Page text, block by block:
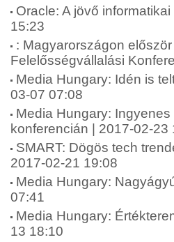
Oracle: A jövő
15:23
: Magyarországon
Felelősségvállalási
Media Hungary: Idén is
03-07 07:08
Media Hungary:
konferencián | 2017-02-23
SMART: Dögös tech
2017-02-21 19:08
Media Hungary:
07:41
Media Hungary:
13 18:10